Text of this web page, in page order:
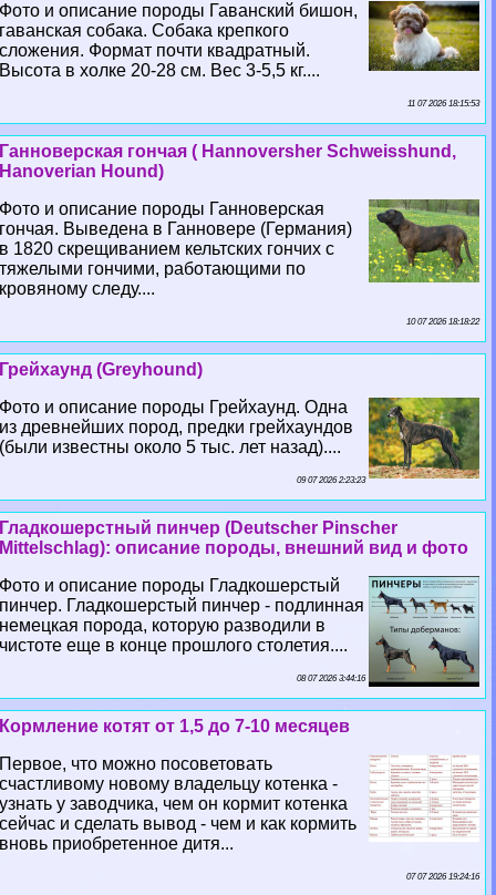
Фото и описание породы Гаванский бишон,
гаванская собака. Собака крепкого
сложения. Формат почти квадратный.
Высота в холке 20-28 см. Вес 3-5,5 кг....
11 07 2026 18:15:53
Ганноверская гончая ( Hannoversher Schweisshund,
Hanoverian Hound)
Фото и описание породы Ганноверская
гончая. Выведена в Ганновере (Германия)
в 1820 скрещиванием кельтских гончих с
тяжелыми гончими, работающими по
кровяному следу....
10 07 2026 18:18:22
Грейхаунд (Greyhound)
Фото и описание породы Грейхаунд. Одна
из древнейших пород, предки грейхаундов
(были известны около 5 тыс. лет назад)....
09 07 2026 2:23:23
Гладкошерстный пинчер (Deutscher Pinscher
Mittelschlag): описание породы, внешний вид и фото
Фото и описание породы Гладкошерстый
пинчер. Гладкошерстый пинчер - подлинная
немецкая порода, которую разводили в
чистоте еще в конце прошлого столетия....
08 07 2026 3:44:16
Кормление котят от 1,5 до 7-10 месяцев
Первое, что можно посоветовать
счастливому новому владельцу котенка -
узнать у заводчика, чем он кормит котенка
сейчас и сделать вывод - чем и как кормить
вновь приобретенное дитя...
07 07 2026 19:24:16